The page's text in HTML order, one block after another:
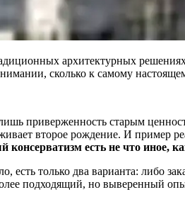
архитектурных
сколько к самому
приверженность старым
второе рождение. И пример
консерватизм есть не что иное,
есть только два варианта: либо
подходящий, но выверенный